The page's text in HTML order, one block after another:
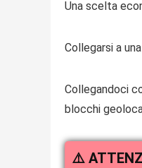
Una scelta
Collegarsi a
Collegandoci
blocchi
⚠️